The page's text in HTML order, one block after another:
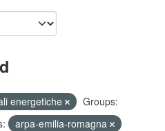
energetiche
Groups:
arpa-emilia-romagna